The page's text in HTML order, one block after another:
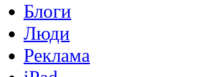
Блоги
Люди
Реклама